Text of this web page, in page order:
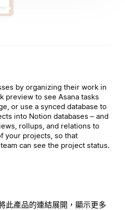
by organizing their work in
preview to see Asana tasks
or use a synced database to
into Notion databases – and
rollups, and relations to
your projects, so that
can see the project status.
此產品的連結展開，顯示更多